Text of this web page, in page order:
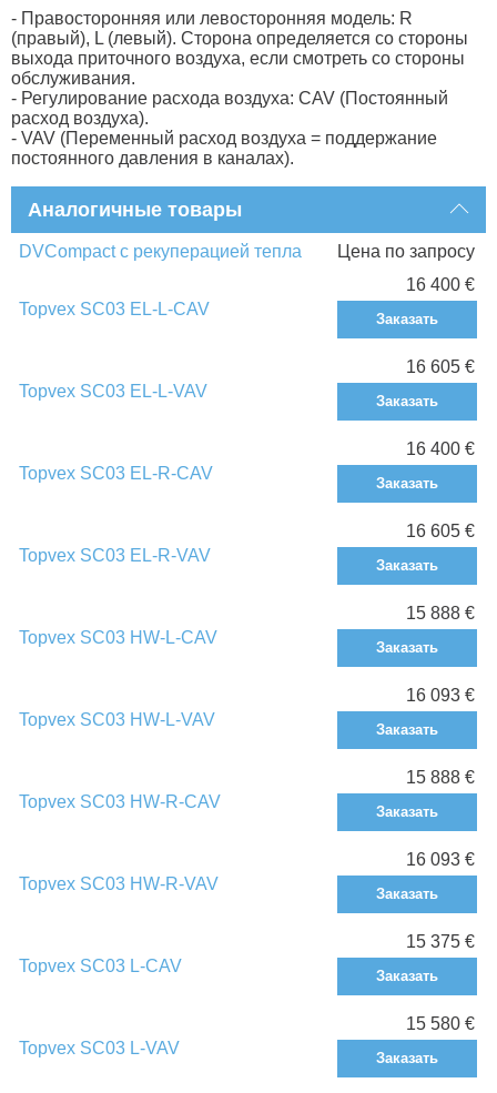
- Правосторонняя или левосторонняя модель: R
(правый), L (левый). Сторона определяется со стороны
выхода приточного воздуха, если смотреть со стороны
обслуживания.
- Регулирование расхода воздуха: CAV (Постоянный
расход воздуха).
- VAV (Переменный расход воздуха = поддержание
постоянного давления в каналах).
Аналогичные товары
DVCompact с рекуперацией тепла Цена по запросу
Topvex SC03 EL-L-CAV
16 400 €
Заказать
Topvex SC03 EL-L-VAV
16 605 €
Заказать
Topvex SC03 EL-R-CAV
16 400 €
Заказать
Topvex SC03 EL-R-VAV
16 605 €
Заказать
Topvex SC03 HW-L-CAV
15 888 €
Заказать
Topvex SC03 HW-L-VAV
16 093 €
Заказать
Topvex SC03 HW-R-CAV
15 888 €
Заказать
Topvex SC03 HW-R-VAV
16 093 €
Заказать
Topvex SC03 L-CAV
15 375 €
Заказать
Topvex SC03 L-VAV
15 580 €
Заказать